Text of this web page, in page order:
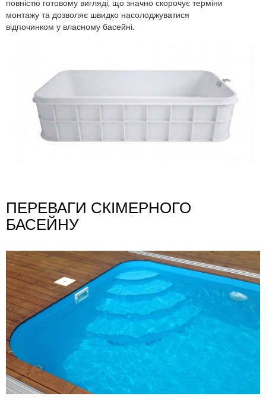
повністю готовому вигляді, що значно скорочує терміни
монтажу та дозволяє швидко насолоджуватися
відпочинком у власному басейні.
ПЕРЕВАГИ СКІМЕРНОГО
БАСЕЙНУ